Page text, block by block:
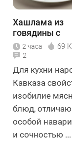
Хашлама из
говядины с
картофелем
2 часа 69
2
Для кухни
Кавказа
изобилие
блюд,
особой
и сочностью ...